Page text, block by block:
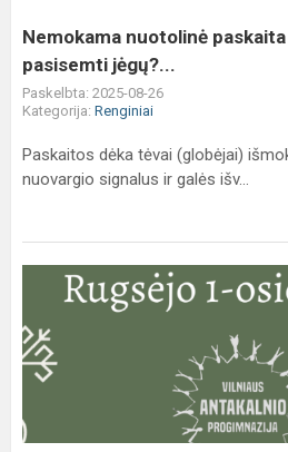
jėgų?...
Nemokama nuotolinė
pasisemti jėgų?...
Paskelbta: 2025-08-26
Kategorija: Renginiai
Paskaitos dėka tėvai (globėjai)
nuovargio signalus ir galės išv...
Rugsėjo
osios
šventė
ir